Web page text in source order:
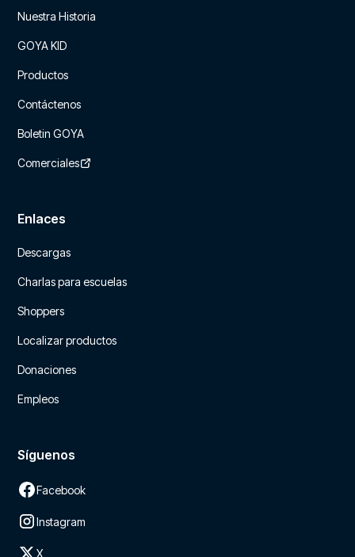
Nuestra Historia
GOYA KID
Productos
Contáctenos
Boletin GOYA
Comerciales
Enlaces
Descargas
Charlas para escuelas
Shoppers
Localizar productos
Donaciones
Empleos
Síguenos
Facebook
Instagram
X